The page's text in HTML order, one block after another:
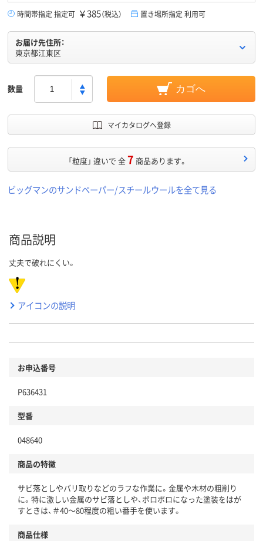
時間帯指定 指定可 ￥385（税込） 置き場所指定 利用可
お届け先住所：
東京都江東区
数量 カゴへ
マイカタログへ登録
「粒度」 違いで 全7 商品あります。
ビッグマンのサンドペーパー/スチールウールを全て見る
商品説明
丈夫で破れにくい。
アイコンの説明
お申込番号
P636431
型番
048640
商品の特徴
サビ落としやバリ取りなどのラフな作業に。金属や木材の粗削り
に。特に激しい金属のサビ落としや、ボロボロになった塗装をはが
すときは、＃40～80程度の粗い番手を使います。
商品仕様